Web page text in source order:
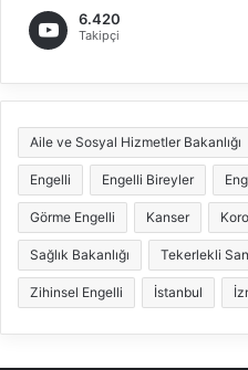
6.420
Takipçi
Aile ve Sosyal Hizmetler Bakanlığı
Engelli Engelli Bireyler
Görme Engelli Kanser
Sağlık Bakanlığı Tekerlekli
Zihinsel Engelli İstanbul